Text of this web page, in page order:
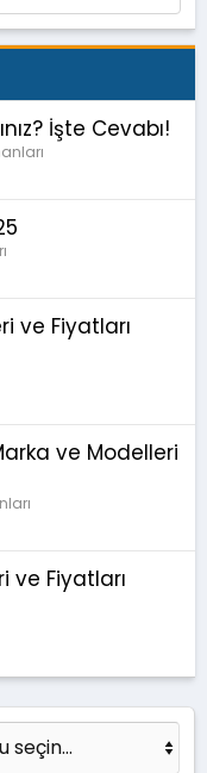
İşte Cevabı!
ve Fiyatları
ve Modelleri
ve Fiyatları